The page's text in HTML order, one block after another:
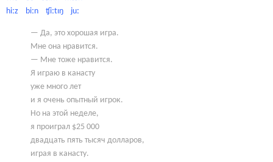
hiːz biːn ʧiːtɪŋ juː
— Да, это хорошая игра.
Мне она нравится.
— Мне тоже нравится.
Я играю в канасту
уже много лет
и я очень опытный игрок.
Но на этой неделе,
я проиграл $25 000
двадцать пять тысяч долларов,
играя в канасту.